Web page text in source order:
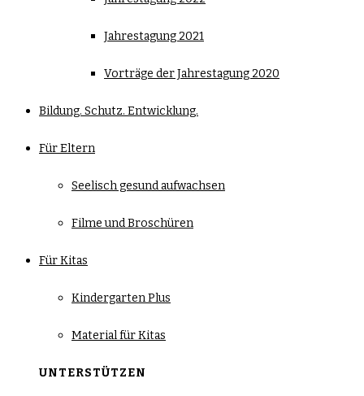
Jahrestagung 2021
Vorträge der Jahrestagung 2020
Bildung. Schutz. Entwicklung.
Für Eltern
Seelisch gesund aufwachsen
Filme und Broschüren
Für Kitas
Kindergarten Plus
Material für Kitas
UNTERSTÜTZEN